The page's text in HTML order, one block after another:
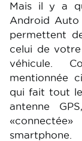
Mais il y a
Android Auto
permettent
celui de
véhicule.
mentionnée
qui fait tout
antenne
smartphone.